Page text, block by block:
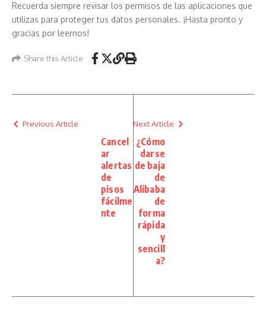
Recuerda siempre revisar los permisos de las aplicaciones que
utilizas para proteger tus datos personales. ¡Hasta pronto y
gracias por leernos!
Share this Article
Previous Article
Cancel
ar
alertas
de
pisos
fácilme
nte
Next Article
¿Cómo
darse
de baja
de
Alibaba
de
forma
rápida
y
sencill
a?